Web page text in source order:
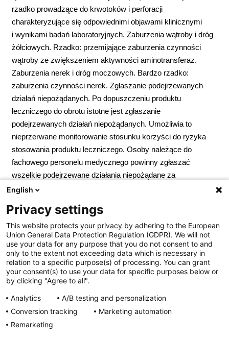
rzadko prowadzące do krwotoków i perforacji
charakteryzujące się odpowiednimi objawami klinicznymi
i wynikami badań laboratoryjnych. Zaburzenia wątroby i dróg
żółciowych. Rzadko: przemijające zaburzenia czynności
wątroby ze zwiększeniem aktywności aminotransferaz.
Zaburzenia nerek i dróg moczowych. Bardzo rzadko:
zaburzenia czynności nerek. Zgłaszanie podejrzewanych
działań niepożądanych. Po dopuszczeniu produktu
leczniczego do obrotu istotne jest zgłaszanie
podejrzewanych działań niepożądanych. Umożliwia to
nieprzerwane monitorowanie stosunku korzyści do ryzyka
stosowania produktu leczniczego. Osoby należące do
fachowego personelu medycznego powinny zgłaszać
wszelkie podejrzewane działania niepożądane za
pośrednictwem Departamentu Monitorowania
Rejestracji Produktów Leczniczych, Wyrobów Medycznych
i Produktów Biobójczych; Al. Jerozolimskie 181C; 02-222
Warszawa; Tel.:+ 48 22 49 21 301; Faks:+ 48 22 49 21 309
Strona internetowa: https://smz.ezdrowie.gov.pl. Działania
niepożądane można zgłaszać również podmiotowi
odpowiedzialnemu. Podmiot odpowiedzialny:Zakłady
dopuszczenie do obrotu nr R/6725 wydane przez MZ. Lek
wydawany bez recepty. ChPL: 2025.02.05
English
Privacy settings
This website protects your privacy by adhering to the European
Union General Data Protection Regulation (GDPR). We will not
use your data for any purpose that you do not consent to and
only to the extent not exceeding data which is necessary in
relation to a specific purpose(s) of processing. You can grant
your consent(s) to use your data for specific purposes below or
by clicking "Agree to all".
Analytics
A/B testing and personalization
Conversion tracking
Marketing automation
Remarketing